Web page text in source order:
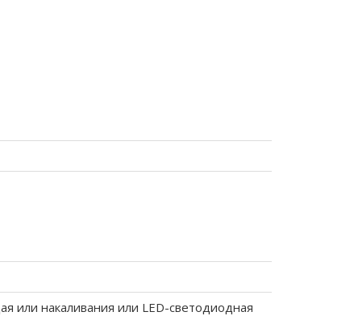
или накаливания или LED-светодиодная